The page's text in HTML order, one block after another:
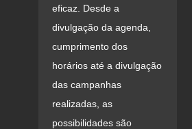
eficaz. Desde a
divulgação da agenda,
cumprimento dos
horários até a divulgação
das campanhas
realizadas, as
possibilidades são